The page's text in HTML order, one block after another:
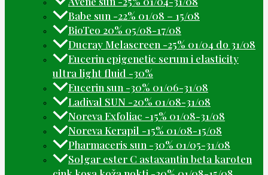
Babe sun -22% 01/08 – 15/08
BioTeo 20% 05/08-17/08
Ducray Melascreen -25% 01/04 do 31/08
Eucerin epigenetic serum i elasticity
ultra light fluid -30%
Eucerin sun -30% 01/06-31/08
Ladival SUN -20% 01/08-31/08
Noreva Exfoliac -15% 01/08-31/08
Noreva Kerapil -15% 01/08-15/08
Pharmaceris sun -30% 01/05-31/08
Solgar ester C astaxantin beta karoten